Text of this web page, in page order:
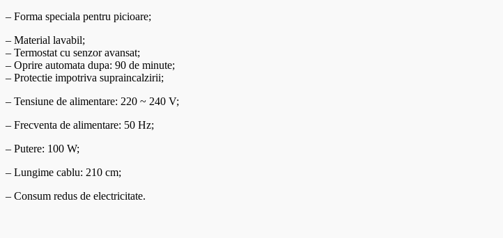
– Forma speciala pentru picioare;
– Material lavabil;
– Termostat cu senzor avansat;
– Oprire automata dupa: 90 de minute;
– Protectie impotriva supraincalzirii;
– Tensiune de alimentare: 220 ~ 240 V;
– Frecventa de alimentare: 50 Hz;
– Putere: 100 W;
– Lungime cablu: 210 cm;
– Consum redus de electricitate.